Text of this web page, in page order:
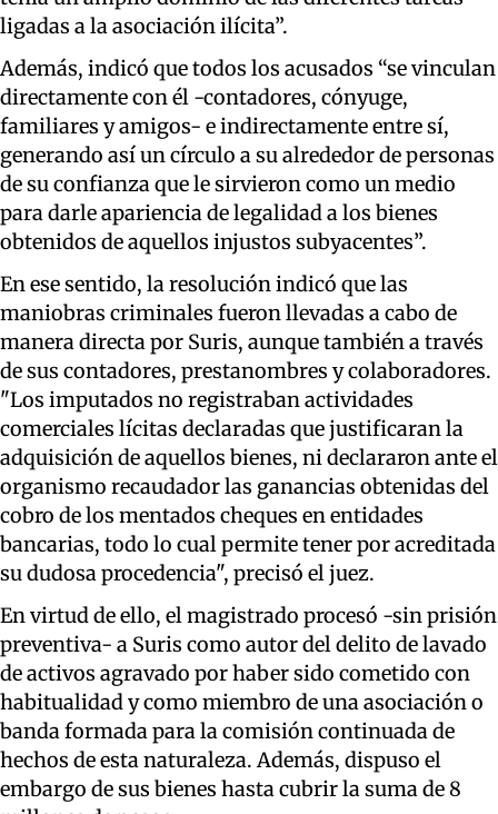
ligadas a la asociación ilícita”.
Además, indicó que todos los acusados “se vinculan
directamente con él -contadores, cónyuge,
familiares y amigos- e indirectamente entre sí,
generando así un círculo a su alrededor de personas
de su confianza que le sirvieron como un medio
para darle apariencia de legalidad a los bienes
obtenidos de aquellos injustos subyacentes”.
En ese sentido, la resolución indicó que las
maniobras criminales fueron llevadas a cabo de
manera directa por Suris, aunque también a través
de sus contadores, prestanombres y colaboradores.
"Los imputados no registraban actividades
comerciales lícitas declaradas que justificaran la
adquisición de aquellos bienes, ni declararon ante el
organismo recaudador las ganancias obtenidas del
cobro de los mentados cheques en entidades
bancarias, todo lo cual permite tener por acreditada
su dudosa procedencia", precisó el juez.
En virtud de ello, el magistrado procesó -sin prisión
preventiva- a Suris como autor del delito de lavado
de activos agravado por haber sido cometido con
habitualidad y como miembro de una asociación o
banda formada para la comisión continuada de
hechos de esta naturaleza. Además, dispuso el
embargo de sus bienes hasta cubrir la suma de 8